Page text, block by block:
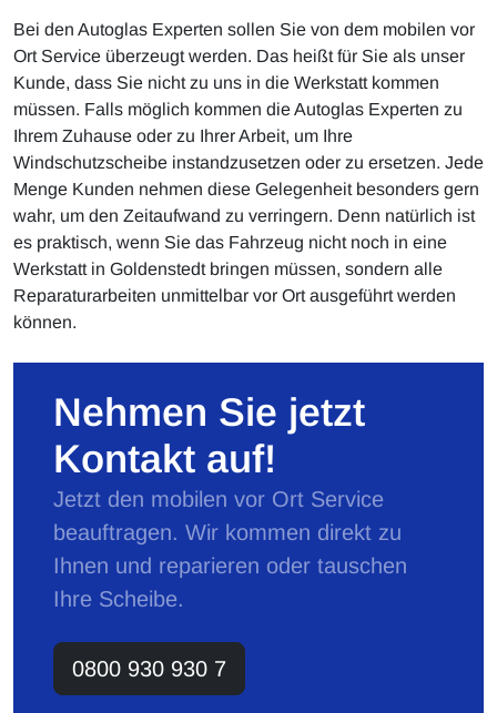
Bei den Autoglas Experten sollen Sie von dem mobilen vor
Ort Service überzeugt werden. Das heißt für Sie als unser
Kunde, dass Sie nicht zu uns in die Werkstatt kommen
müssen. Falls möglich kommen die Autoglas Experten zu
Ihrem Zuhause oder zu Ihrer Arbeit, um Ihre
Windschutzscheibe instandzusetzen oder zu ersetzen. Jede
Menge Kunden nehmen diese Gelegenheit besonders gern
wahr, um den Zeitaufwand zu verringern. Denn natürlich ist
es praktisch, wenn Sie das Fahrzeug nicht noch in eine
Werkstatt in Goldenstedt bringen müssen, sondern alle
Reparaturarbeiten unmittelbar vor Ort ausgeführt werden
können.
Nehmen Sie jetzt
Kontakt auf!
Jetzt den mobilen vor Ort Service
beauftragen. Wir kommen direkt zu
Ihnen und reparieren oder tauschen
Ihre Scheibe.
0800 930 930 7